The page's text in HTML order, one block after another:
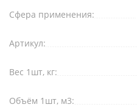
Сфера применения:
Артикул:
Вес 1шт, кг:
Объём 1шт, м3: